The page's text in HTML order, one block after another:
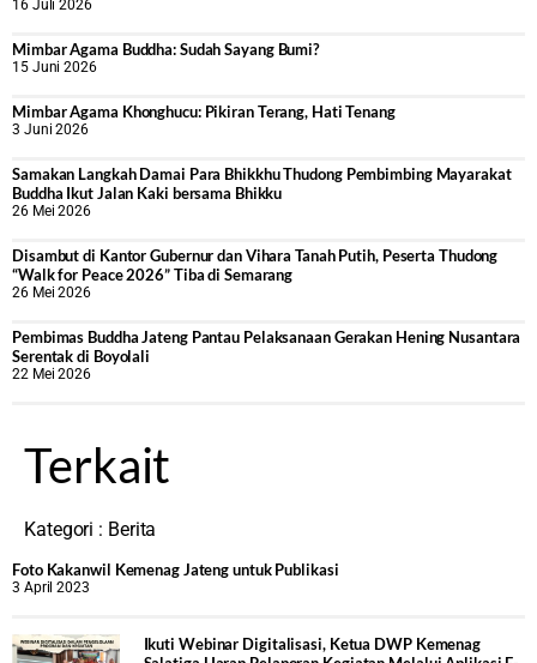
16 Juli 2026
Mimbar Agama Buddha: Sudah Sayang Bumi?
15 Juni 2026
Mimbar Agama Khonghucu: Pikiran Terang, Hati Tenang
3 Juni 2026
Samakan Langkah Damai Para Bhikkhu Thudong Pembimbing Mayarakat
Buddha Ikut Jalan Kaki bersama Bhikku
26 Mei 2026
Disambut di Kantor Gubernur dan Vihara Tanah Putih, Peserta Thudong
“Walk for Peace 2026” Tiba di Semarang
26 Mei 2026
‎Pembimas Buddha Jateng Pantau Pelaksanaan Gerakan Hening Nusantara
Serentak di Boyolali
22 Mei 2026
Terkait
Kategori : Berita
Foto Kakanwil Kemenag Jateng untuk Publikasi
3 April 2023
Ikuti Webinar Digitalisasi, Ketua DWP Kemenag